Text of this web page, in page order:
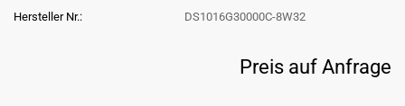
Hersteller Nr.: DS1016G30000C-8W32
Preis auf Anfrage